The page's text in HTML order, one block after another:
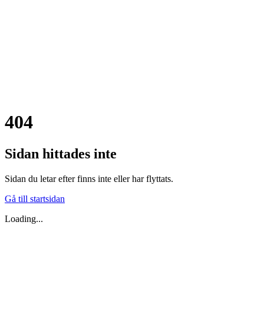
404
Sidan hittades inte
Sidan du letar efter finns inte eller har flyttats.
Gå till startsidan
Loading...